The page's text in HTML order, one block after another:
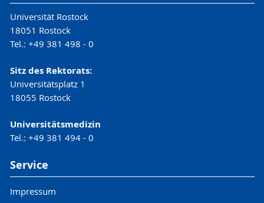
Universität Rostock
18051 Rostock
Tel.: +49 381 498 - 0
Sitz des Rektorats:
Universitätsplatz 1
18055 Rostock
Universitätsmedizin
Tel.: +49 381 494 - 0
Service
Impressum